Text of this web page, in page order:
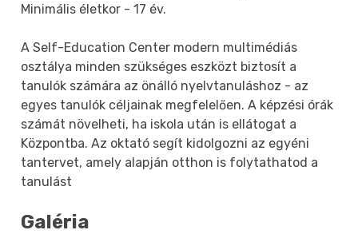
Minimális életkor - 17 év.
A Self-Education Center modern multimédiás
osztálya minden szükséges eszközt biztosít a
tanulók számára az önálló nyelvtanuláshoz - az
egyes tanulók céljainak megfelelően. A képzési órák
számát növelheti, ha iskola után is ellátogat a
Központba. Az oktató segít kidolgozni az egyéni
tantervet, amely alapján otthon is folytathatod a
tanulást
Galéria